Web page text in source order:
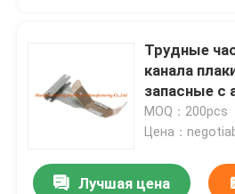
Трудные
канала
запасные с
смертной
повешение
MOQ：200pcs
Цена：
Лучшая цена